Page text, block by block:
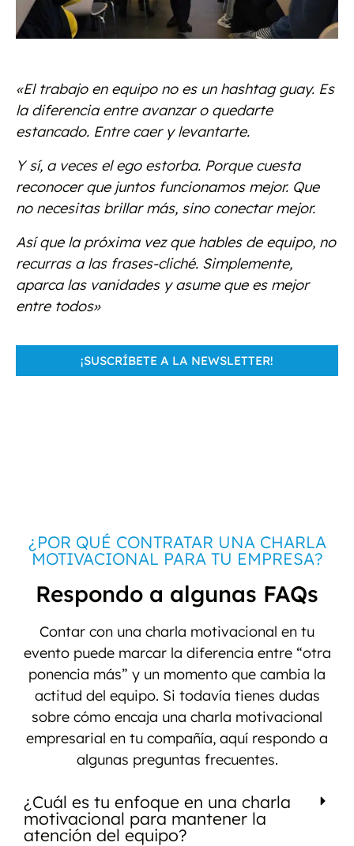
«El trabajo en equipo no es un hashtag guay. Es
la diferencia entre avanzar o quedarte
estancado. Entre caer y levantarte.
Y sí, a veces el ego estorba. Porque cuesta
reconocer que juntos funcionamos mejor. Que
no necesitas brillar más, sino conectar mejor.
Así que la próxima vez que hables de equipo, no
recurras a las frases-cliché. Simplemente,
aparca las vanidades y asume que es mejor
entre todos»
¡SUSCRÍBETE A LA NEWSLETTER!
¿POR QUÉ CONTRATAR UNA CHARLA
MOTIVACIONAL PARA TU EMPRESA?
Respondo a algunas FAQs
Contar con una charla motivacional en tu
evento puede marcar la diferencia entre “otra
ponencia más” y un momento que cambia la
actitud del equipo. Si todavía tienes dudas
sobre cómo encaja una charla motivacional
empresarial en tu compañía, aquí respondo a
algunas preguntas frecuentes.
¿Cuál es tu enfoque en una charla
motivacional para mantener la
atención del equipo?